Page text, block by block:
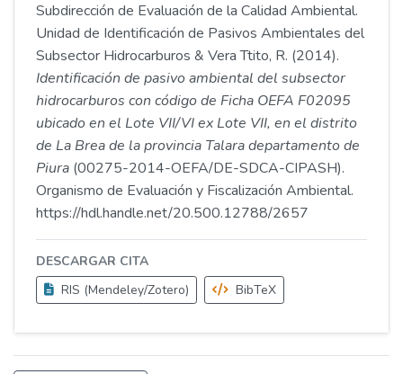
Subdirección de Evaluación de la Calidad Ambiental.
Unidad de Identificación de Pasivos Ambientales del
Subsector Hidrocarburos & Vera Ttito, R. (2014).
Identificación de pasivo ambiental del subsector
hidrocarburos con código de Ficha OEFA F02095
ubicado en el Lote VII/VI ex Lote VII, en el distrito
de La Brea de la provincia Talara departamento de
Piura (00275-2014-OEFA/DE-SDCA-CIPASH).
Organismo de Evaluación y Fiscalización Ambiental.
https://hdl.handle.net/20.500.12788/2657
DESCARGAR CITA
RIS (Mendeley/Zotero)
BibTeX